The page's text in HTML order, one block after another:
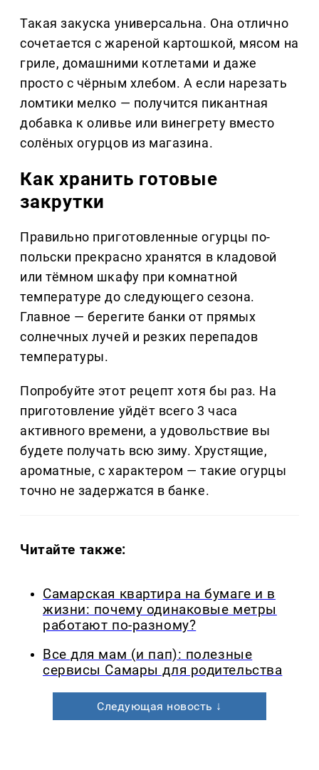
Такая закуска универсальна. Она отлично
сочетается с жареной картошкой, мясом на
гриле, домашними котлетами и даже
просто с чёрным хлебом. А если нарезать
ломтики мелко — получится пикантная
добавка к оливье или винегрету вместо
солёных огурцов из магазина.
Как хранить готовые
закрутки
Правильно приготовленные огурцы по-
польски прекрасно хранятся в кладовой
или тёмном шкафу при комнатной
температуре до следующего сезона.
Главное — берегите банки от прямых
солнечных лучей и резких перепадов
температуры.
Попробуйте этот рецепт хотя бы раз. На
приготовление уйдёт всего 3 часа
активного времени, а удовольствие вы
будете получать всю зиму. Хрустящие,
ароматные, с характером — такие огурцы
точно не задержатся в банке.
Читайте также:
Самарская квартира на бумаге и в
жизни: почему одинаковые метры
работают по-разному?
Все для мам (и пап): полезные
сервисы Самары для родительства
Следующая новость ↓